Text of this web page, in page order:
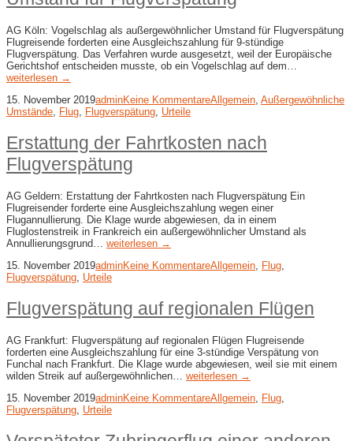
AG Köln: Vogelschlag als außergewöhnlicher Umstand für Flugverspätung
Flugreisende forderten eine Ausgleichszahlung für 9-stündige
Flugverspätung. Das Verfahren wurde ausgesetzt, weil der Europäische
Gerichtshof entscheiden musste, ob ein Vogelschlag auf dem…
weiterlesen →
15. November 2019adminKeine KommentareAllgemein, Außergewöhnliche
Umstände, Flug, Flugverspätung, Urteile
Erstattung der Fahrtkosten nach
Flugverspätung
AG Geldern: Erstattung der Fahrtkosten nach Flugverspätung Ein
Flugreisender forderte eine Ausgleichszahlung wegen einer
Flugannullierung. Die Klage wurde abgewiesen, da in einem
Fluglostenstreik in Frankreich ein außergewöhnlicher Umstand als
Annullierungsgrund… weiterlesen →
15. November 2019adminKeine KommentareAllgemein, Flug,
Flugverspätung, Urteile
Flugverspätung auf regionalen Flügen
AG Frankfurt: Flugverspätung auf regionalen Flügen Flugreisende
forderten eine Ausgleichszahlung für eine 3-stündige Verspätung von
Funchal nach Frankfurt. Die Klage wurde abgewiesen, weil sie mit einem
wilden Streik auf außergewöhnlichen… weiterlesen →
15. November 2019adminKeine KommentareAllgemein, Flug,
Flugverspätung, Urteile